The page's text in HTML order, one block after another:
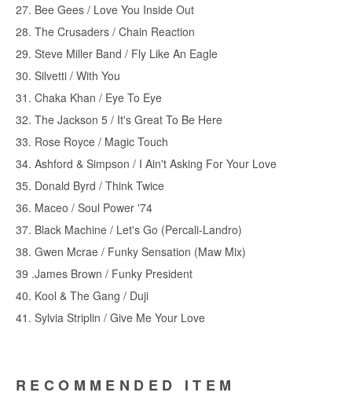
27. Bee Gees / Love You Inside Out
28. The Crusaders / Chain Reaction
29. Steve Miller Band / Fly Like An Eagle
30. Silvetti / With You
31. Chaka Khan / Eye To Eye
32. The Jackson 5 / It's Great To Be Here
33. Rose Royce / Magic Touch
34. Ashford & Simpson / I Ain't Asking For Your Love
35. Donald Byrd / Think Twice
36. Maceo / Soul Power '74
37. Black Machine / Let's Go (Percali-Landro)
38. Gwen Mcrae / Funky Sensation (Maw Mix)
39 .James Brown / Funky President
40. Kool & The Gang / Duji
41. Sylvia Striplin / Give Me Your Love
RECOMMENDED ITEM